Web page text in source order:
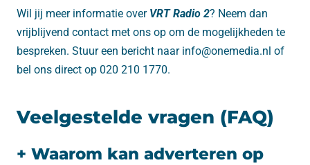
Wil jij meer informatie over VRT Radio 2? Neem dan
vrijblijvend contact met ons op om de mogelijkheden te
bespreken. Stuur een bericht naar info@onemedia.nl of
bel ons direct op 020 210 1770.
Veelgestelde vragen (FAQ)
+ Waarom kan adverteren op